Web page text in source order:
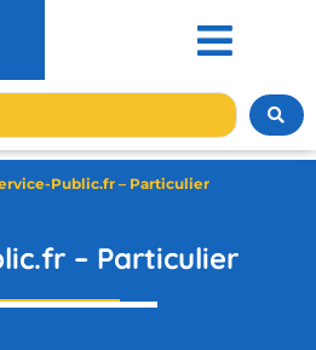
Public.fr – Particulier
– Particulier